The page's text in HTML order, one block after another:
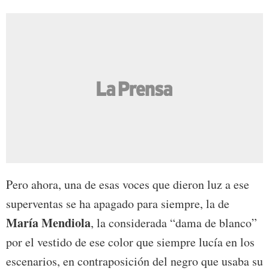
Pero ahora, una de esas voces que dieron luz a ese
superventas se ha apagado para siempre, la de
María Mendiola, la considerada “dama de blanco”
por el vestido de ese color que siempre lucía en los
escenarios, en contraposición del negro que usaba su